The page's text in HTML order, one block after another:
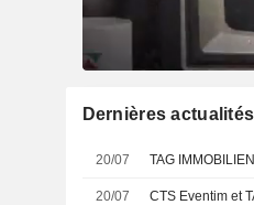
Dernières
20/07
20/07
CTS Eventim et